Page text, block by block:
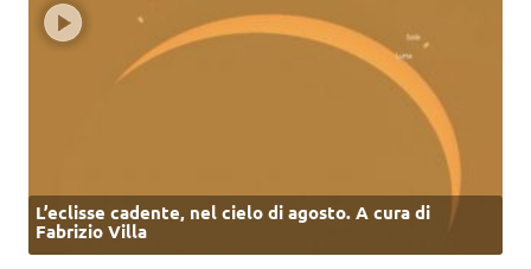
L’eclisse cadente, nel cielo di agosto. A cura di
Fabrizio Villa